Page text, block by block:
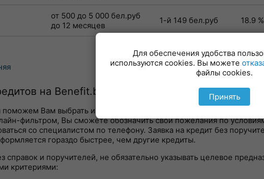
от 500 до 5 000 бел.руб
до 12 месяцев
1-й 149 бел.руб 18.9 %
могут появиться доп.
на Benefit.by
Вам выбрать и оперативно оформить оптимальное
фильтром, Вы сможете обозначить свои пожелания по
со специалистом по телефону. Заявка на кредит без
гораздо быстрее, чем другие кредиты.
справок и поручителей, не обязательно указывать целевое
критериями:
Для обеспечения удобства
используются cookies. Вы можете
файлы cookies.
Принять